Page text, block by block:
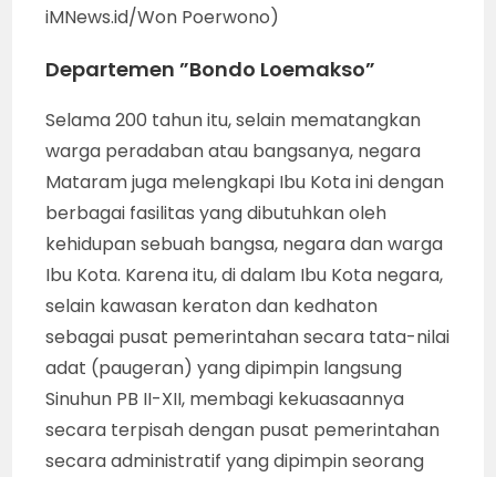
iMNews.id/Won Poerwono)
Departemen ”Bondo Loemakso”
Selama 200 tahun itu, selain mematangkan
warga peradaban atau bangsanya, negara
Mataram juga melengkapi Ibu Kota ini dengan
berbagai fasilitas yang dibutuhkan oleh
kehidupan sebuah bangsa, negara dan warga
Ibu Kota. Karena itu, di dalam Ibu Kota negara,
selain kawasan keraton dan kedhaton
sebagai pusat pemerintahan secara tata-nilai
adat (paugeran) yang dipimpin langsung
Sinuhun PB II-XII, membagi kekuasaannya
secara terpisah dengan pusat pemerintahan
secara administratif yang dipimpin seorang